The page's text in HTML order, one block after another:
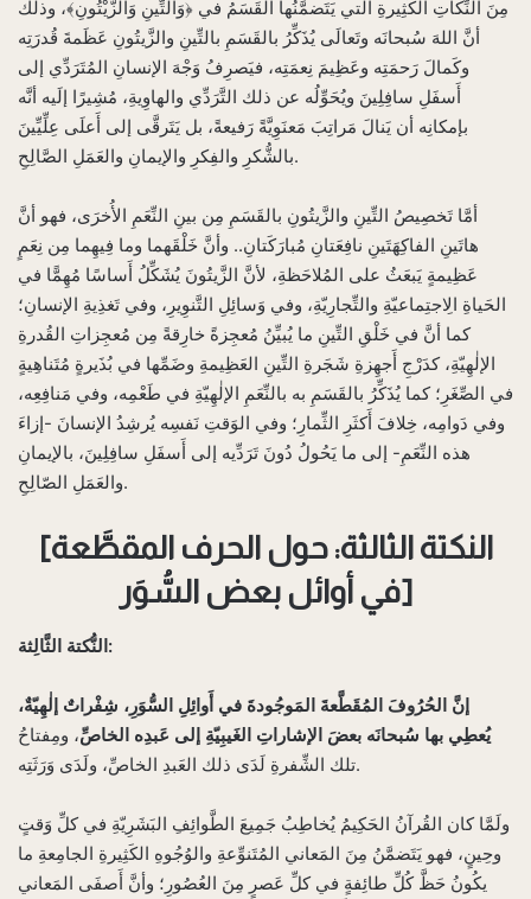
مِنَ النِّكاتِ الكَثِيرةِ الَّتي يَتَضمَّنُها القَسَمُ في ﴿وَالتِّينِ وَالزَّيْتُونِ﴾، وذلك
أنَّ اللهَ سُبحانَه وتَعالَى يُذَكِّرُ بالقَسَمِ بالتِّينِ والزَّيتُونِ عَظَمةَ قُدرَتِه
وكَمالَ رَحمَتِه وعَظِيمَ نِعمَتِه، فيَصرِفُ وَجْهَ الإنسانِ المُتَرَدِّي إلى
أَسفَلِ سافِلِينَ ويُحَوِّلُه عن ذلك التَّرَدِّي والهاوِيةِ، مُشِيرًا إلَيه أنَّه
بإمكانِه أن يَنالَ مَراتِبَ مَعنَوِيَّةً رَفيعةً، بل يَتَرقَّى إلى أَعلَى عِلِّيِّينَ
بالشُّكرِ والفِكرِ والإيمانِ والعَمَلِ الصَّالِحِ.
أمَّا تَخصِيصُ التِّينِ والزَّيتُونِ بالقَسَمِ مِن بينِ النِّعَمِ الأُخرَى، فهو أنَّ
هاتَينِ الفاكِهَتَينِ نافِعَتانِ مُبارَكَتانِ.. وأنَّ خَلْقَهما وما فِيهِما مِن نِعَمٍ
عَظِيمةٍ يَبعَثُ على المُلاحَظةِ، لأنَّ الزَّيتُونَ يُشَكِّلُ أَساسًا مُهِمًّا في
الحَياةِ الِاجتِماعيّةِ والتِّجارِيّةِ، وفي وَسائِلِ التَّنوِيرِ، وفي تَغذِيةِ الإنسانِ؛
كما أنَّ في خَلْقِ التِّينِ ما يُبيِّنُ مُعجِزةً خارِقةً مِن مُعجِزاتِ القُدرةِ
الإلٰهِيّةِ، كدَرْجِ أَجهِزةِ شَجَرةِ التِّينِ العَظِيمةِ وضَمِّها في بُذَيرةٍ مُتَناهِيةٍ
في الصِّغَرِ؛ كما يُذَكِّرُ بالقَسَمِ به بالنِّعَمِ الإلٰهِيّةِ في طَعْمِه، وفي مَنافِعِه،
وفي دَوامِه، خِلافَ أَكثَرِ الثِّمارِ؛ وفي الوَقتِ نَفسِه يُرشِدُ الإنسانَ -إزاءَ
هذه النِّعَمِ- إلى ما يَحُولُ دُونَ تَرَدِّيه إلى أَسفَلِ سافِلِينَ، بالإيمانِ
والعَمَلِ الصّالِحِ.
[النكتة الثالثة: حول الحرف المقطَّعة
في أوائل بعض السُّوَر]
النُّكتة الثَّالِثة:
إنَّ الحُرُوفَ المُقَطَّعةَ المَوجُودةَ في أَوائِلِ السُّوَرِ، شِفْراتٌ إلٰهِيّةٌ،
يُعطِي بها سُبحانَه بعضَ الإشاراتِ الغَيبِيّةِ إلى عَبدِه الخاصِّ، ومِفتاحُ
تلك الشِّفرةِ لَدَى ذلك العَبدِ الخاصِّ، ولَدَى وَرَثَتِه.
ولَمَّا كان القُرآنُ الحَكِيمُ يُخاطِبُ جَمِيعَ الطَّوائِفِ البَشَرِيّةِ في كلِّ وَقتٍ
وحِينٍ، فهو يَتَضمَّنُ مِنَ المَعاني المُتَنوِّعةِ والوُجُوهِ الكَثِيرةِ الجامِعةِ ما
يكُونُ حَظَّ كُلِّ طائِفةٍ في كلِّ عَصرٍ مِنَ العُصُورِ؛ وأنَّ أَصفَى المَعاني